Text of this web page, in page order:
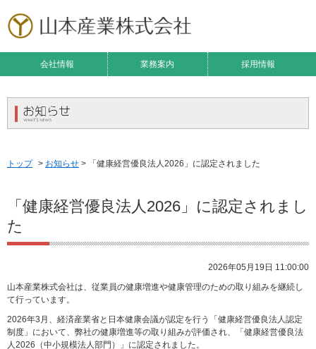
会社情報 業務案内 採用情報
トップ > お知らせ > 「健康経営優良法人2026」に認定されました
「健康経営優良法人2026」に認定されまし
た
2026年05月19日 11:00:00
山本産業株式会社は、従業員の健康増進や健康管理のための取り組みを継続し
て行っています。
2026年3月、経済産業省と日本健康会議が認定を行う「健康経営優良法人認定
制度」において、弊社の健康増進等の取り組みが評価され、「健康経営優良法
人2026（中小規模法人部門）」に認定されました。